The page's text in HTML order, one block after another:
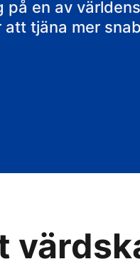
på en av
tjäna mer